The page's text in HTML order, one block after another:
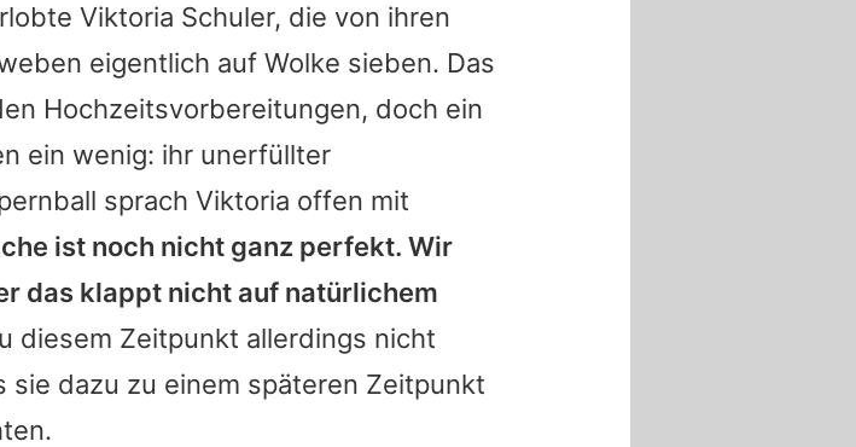
runterladen
Team
Richtlinien
Viktoria Schuler, die von ihren
eigentlich auf Wolke sieben. Das
Hochzeitsvorbereitungen, doch ein
ein wenig: ihr unerfüllter
sprach Viktoria offen mit
ist noch nicht ganz perfekt. Wir
das klappt nicht auf natürlichem
diesem Zeitpunkt allerdings nicht
dazu zu einem späteren Zeitpunkt